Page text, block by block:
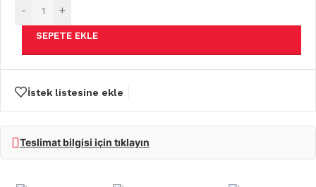
- +
SEPETE EKLE
İstek listesine ekle
Teslimat bilgisi için tıklayın